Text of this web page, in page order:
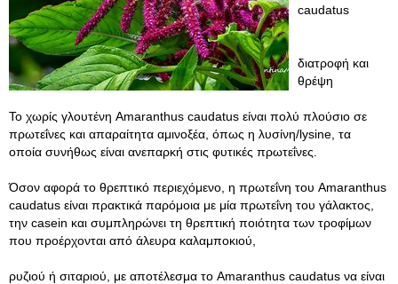
caudatus
διατροφή και
θρέψη
Το χωρίς γλουτένη Amaranthus caudatus είναι πολύ πλούσιο σε
πρωτεΐνες και απαραίτητα αμινοξέα, όπως η λυσίνη/lysine, τα
οποία συνήθως είναι ανεπαρκή στις φυτικές πρωτεΐνες.
Όσον αφορά το θρεπτικό περιεχόμενο, η πρωτεΐνη του Amaranthus
caudatus είναι πρακτικά παρόμοια με μία πρωτεΐνη του γάλακτος,
την casein και συμπληρώνει τη θρεπτική ποιότητα των τροφίμων
που προέρχονται από άλευρα καλαμποκιού,
ρυζιού ή σιταριού, με αποτέλεσμα το Amaranthus caudatus να είναι